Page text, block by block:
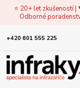
⭐ 20+ let zkušeností
Odborné
+420 601 555 225